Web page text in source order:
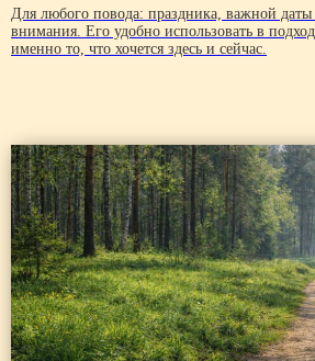
Для любого повода: праздника, важной даты
внимания. Его удобно использовать в
именно то, что хочется здесь и сейчас.